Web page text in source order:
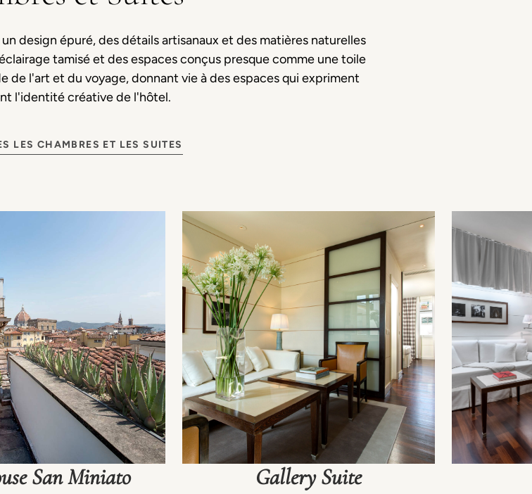
design épuré, des détails artisanaux et des matières naturelles
tamisé et des espaces conçus presque comme une toile
de l'art et du voyage, donnant vie à des espaces qui expriment
l'identité créative de l'hôtel.
LES CHAMBRES ET LES SUITES
San Miniato Gallery Suite